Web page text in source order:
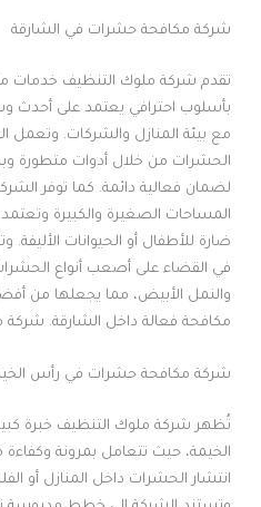
شركة مكافحة حشرات في الشارقة
تقدم شركة ملوك التنظيف خدمات
بأسلوب احترافي يعتمد على أحدث
مع بيئة المنازل والشركات. وتعمل
الحشرات من خلال أدوات متطورة
لضمان فعالية دائمة. كما توفر
المساحات الصغيرة والكبيرة
ضارة للأطفال أو الحيوانات
في القضاء على أصعب أنواع
والنمل الأبيض، مما يجعلها من
مكافحة فعالة داخل الشارقة.
شركة مكافحة حشرات في رأس
تُظهر شركة ملوك التنظيف خبرة
الخيمة، حيث تتعامل بمرونة
انتشار الحشرات داخل المنازل أو